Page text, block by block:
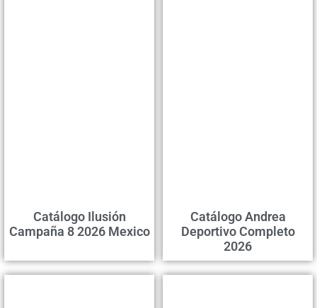
Catálogo Ilusión
Campaña 8 2026 Mexico
Catálogo Andrea
Deportivo Completo
2026